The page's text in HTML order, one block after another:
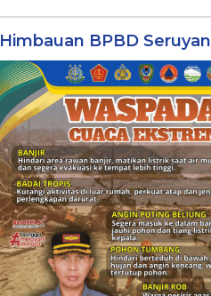
Himbauan BPBD Seruyan